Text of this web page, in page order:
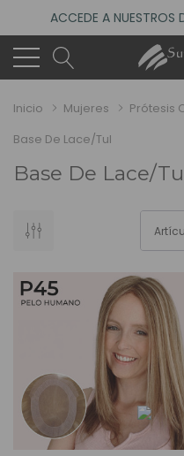
ACCEDE A NUESTROS
4.6
(485 reseñas)
VISITA NUESTRO
Inicio Mujeres
Prótesis
Base De Lace/Tul
Base De Lace/